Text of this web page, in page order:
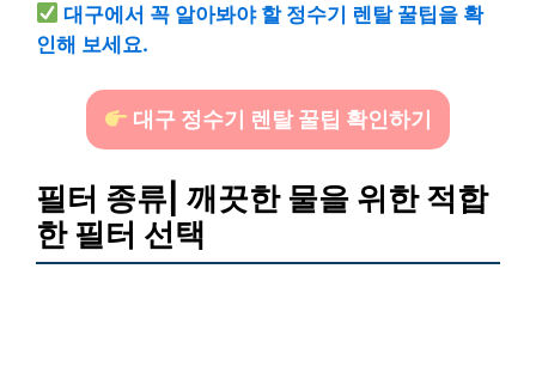
대구에서 꼭 알아봐야 할 정수기 렌탈 꿀팁을 확
인해 보세요.
대구 정수기 렌탈 꿀팁 확인하기
필터 종류| 깨끗한 물을 위한 적합
한 필터 선택